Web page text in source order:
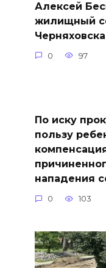
Алексей
жилищный
Черняховска
0 97
По иску
пользу
нападения
0 103